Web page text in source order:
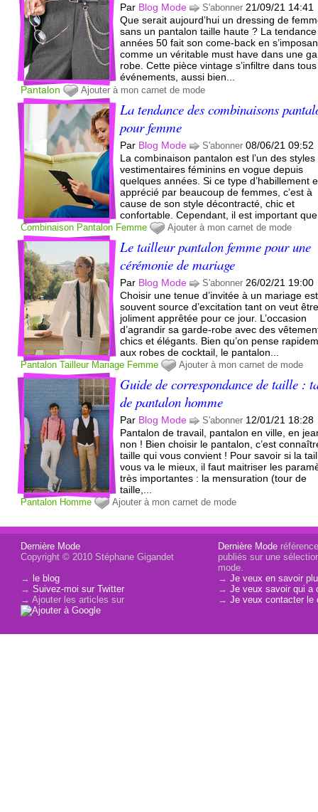
Par Blog Mode S'abonner 21/09/21 14:41
Que serait aujourd’hui un dressing de
sans un pantalon taille haute ? La
années 50 fait son come-back en
comme un véritable must have dans une
robe. Cette pièce vintage s’infiltre dans
événements, aussi bien...
Pantalon
Ajouter à mon carnet de mode
La tendance des combinaisons
pour femme
Par Blog Mode S'abonner 08/06/21 09:52
La combinaison pantalon est l’un des styles
vestimentaires féminins en vogue depuis
quelques années. Si ce type d’habillement
apprécié par beaucoup de femmes, c’est à
cause de son style décontracté, chic et
confortable. Cependant, il est important
Combinaison Pantalon Femme Ajouter à mon carnet de mode
Le tailleur pantalon femme pour une
cérémonie de mariage
Par Blog Mode S'abonner 26/02/21 19:00
Choisir une tenue d’invitée à un mariage est
souvent source d’excitation tant on veut
joliment apprêtée pour ce jour. L’occasion
d’agrandir sa garde-robe avec des
chics et élégants. Bien qu’on pense
aux robes de cocktail, le pantalon...
Pantalon Tailleur Mariage Femme Ajouter à mon carnet de mode
Guide de correspondance de taille :
de pantalon homme
Par Blog Mode S'abonner 12/01/21 18:28
Pantalon de travail, pantalon en ville, en
non ! Bien choisir le pantalon, c’est
taille qui vous convient ! Pour savoir si la
vous va le mieux, il faut maitriser les
très importantes : la mensuration (tour de
taille,...
Pantalon Homme Ajouter à mon carnet de mode
Dernière Mode
Copyright © 2010 Stéphane Gigandet
→ le blog
→Suivez-moi sur Twitter
→ Ajouter les articles sur
Dernière Mode
publiés sur une
mode.
→Je veux en savoir
→Je veux savoir qui a
→Je veux contacter le